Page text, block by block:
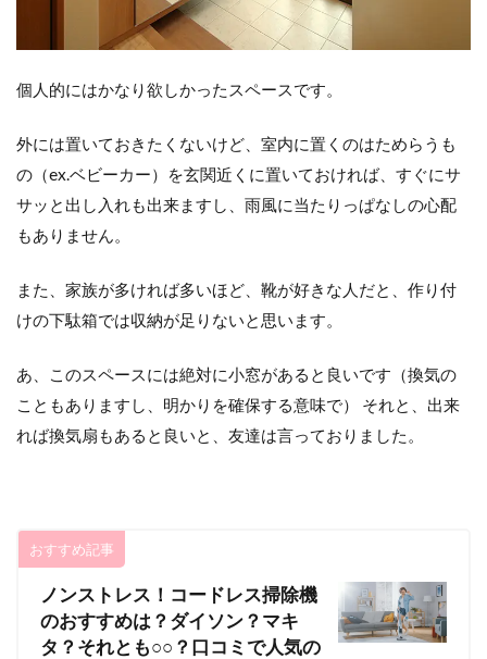
個人的にはかなり欲しかったスペースです。
外には置いておきたくないけど、室内に置くのはためらうも
の（ex.ベビーカー）を玄関近くに置いておければ、すぐにサ
サッと出し入れも出来ますし、雨風に当たりっぱなしの心配
もありません。
また、家族が多ければ多いほど、靴が好きな人だと、作り付
けの下駄箱では収納が足りないと思います。
あ、このスペースには絶対に小窓があると良いです（換気の
こともありますし、明かりを確保する意味で） それと、出来
れば換気扇もあると良いと、友達は言っておりました。
おすすめ記事
ノンストレス！コードレス掃除機
のおすすめは？ダイソン？マキ
タ？それとも○○？口コミで人気の